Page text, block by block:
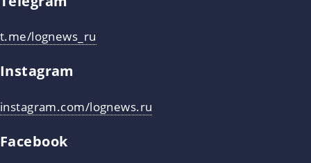
t.me/lognews_ru
Instagram
instagram.com/lognews.ru
Facebook